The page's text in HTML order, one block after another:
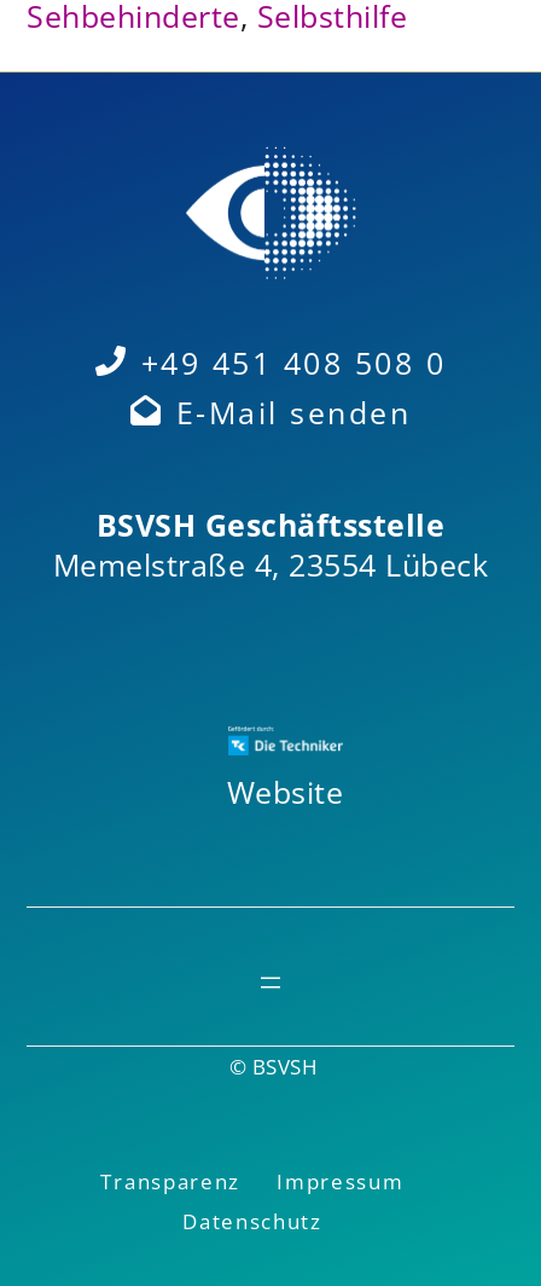
Sehbehinderte, Selbsthilfe
+49 451 408 508 0
E-Mail senden
BSVSH Geschäftsstelle
Memelstraße 4, 23554 Lübeck
Website
© BSVSH
Transparenz
Impressum
Datenschutz